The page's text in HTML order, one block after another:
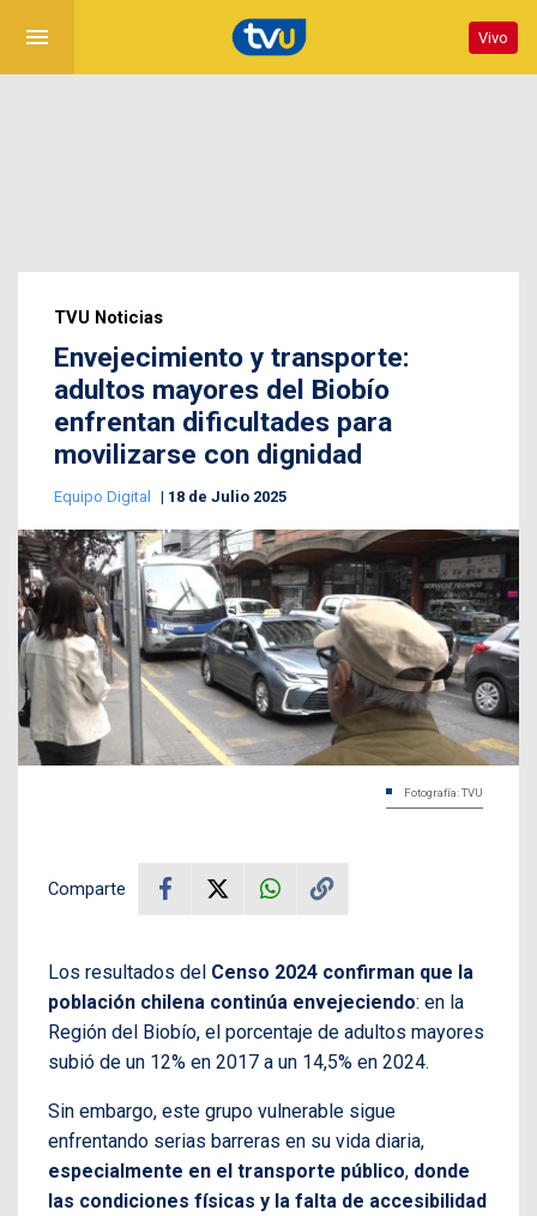
menu Vivo
TVU Noticias
Envejecimiento y transporte:
adultos mayores del Biobío
enfrentan dificultades para
movilizarse con dignidad
Equipo Digital 18 de Julio 2025
Fotografía: TVU
Comparte
Los resultados del Censo 2024 confirman que la
población chilena continúa envejeciendo: en la
Región del Biobío, el porcentaje de adultos mayores
subió de un 12% en 2017 a un 14,5% en 2024.
Sin embargo, este grupo vulnerable sigue
enfrentando serias barreras en su vida diaria,
especialmente en el transporte público, donde
las condiciones físicas y la falta de accesibilidad